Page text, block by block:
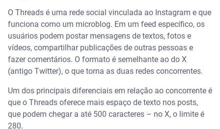
O Threads é uma rede social vinculada ao Instagram e que
funciona como um microblog. Em um feed específico, os
usuários podem postar mensagens de textos, fotos e
vídeos, compartilhar publicações de outras pessoas e
fazer comentários. O formato é semelhante ao do X
(antigo Twitter), o que torna as duas redes concorrentes.
Um dos principais diferenciais em relação ao concorrente é
que o Threads oferece mais espaço de texto nos posts,
que podem chegar a até 500 caracteres – no X, o limite é
280.